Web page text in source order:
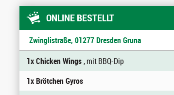
ONLINE BESTELLT
Zwinglistraße, 01277 Dresden Gruna
1x Chicken Wings, mit BBQ-Dip
1x Brötchen Gyros